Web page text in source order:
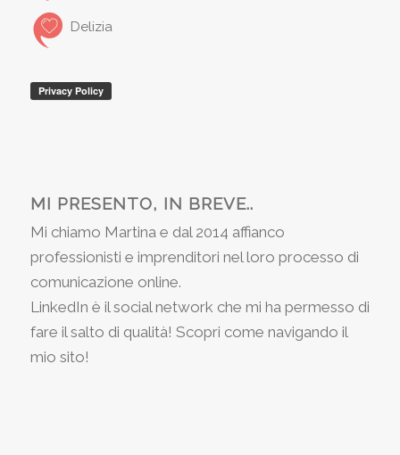
Delizia
MI PRESENTO, IN BREVE..
Mi chiamo Martina e dal 2014 affianco
professionisti e imprenditori nel loro processo di
comunicazione online.
LinkedIn è il social network che mi ha permesso di
fare il salto di qualità! Scopri come navigando il
mio sito!